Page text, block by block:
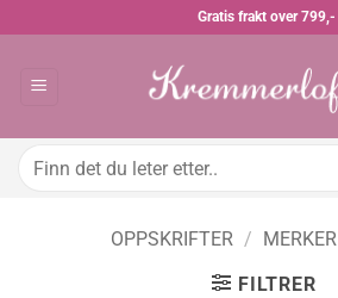
Gratis frakt over 799,-
Søk
OPPSKRIFTER / MERKER
FILTRER